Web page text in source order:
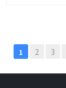
1 2 3